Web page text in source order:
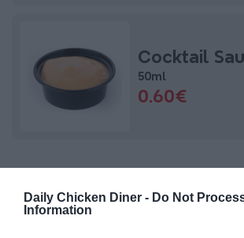
Daily Chicken Diner - Do Not
Information
Cocktail
50ml
0.60€
Mega Sauces